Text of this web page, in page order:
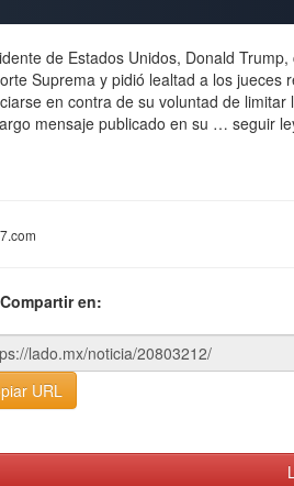
de Estados Unidos, Donald
Suprema y pidió lealtad a los jueces
en contra de su voluntad de
mensaje publicado en su … seguir
Compartir en:
URL